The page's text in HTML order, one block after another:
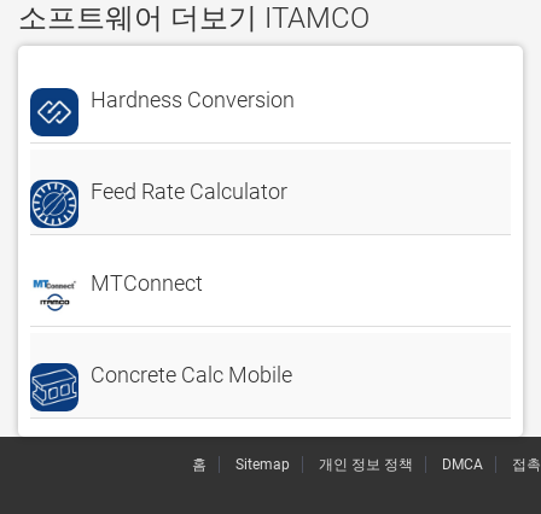
소프트웨어 더보기 ITAMCO
Hardness Conversion
Feed Rate Calculator
MTConnect
Concrete Calc Mobile
홈 Sitemap 개인 정보 정책 DMCA 접촉